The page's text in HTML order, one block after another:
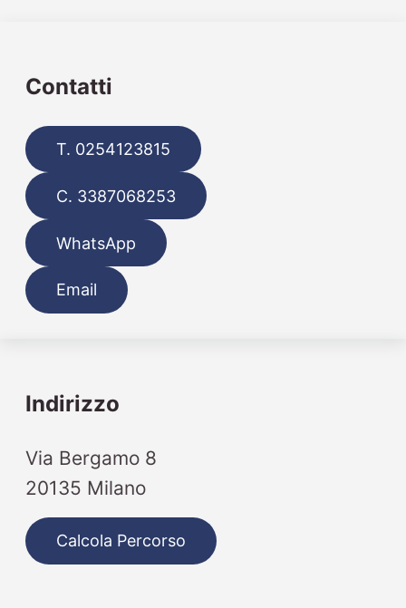
Contatti
T. 0254123815
C. 3387068253
WhatsApp
Email
Indirizzo
Via Bergamo 8
20135 Milano
Calcola Percorso